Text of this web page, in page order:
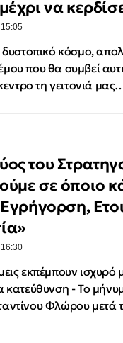
να
κόσμο,
που θα συμβεί
τη γειτονιά
του
σε όποιο
εκπέμπουν
κατεύθυνση - Το
Φλώρου